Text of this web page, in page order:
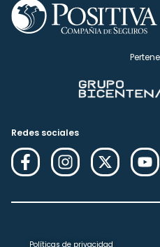
Redes sociales
Políticas de privacidad